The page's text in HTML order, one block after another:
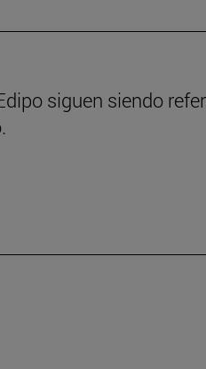
siguen siendo